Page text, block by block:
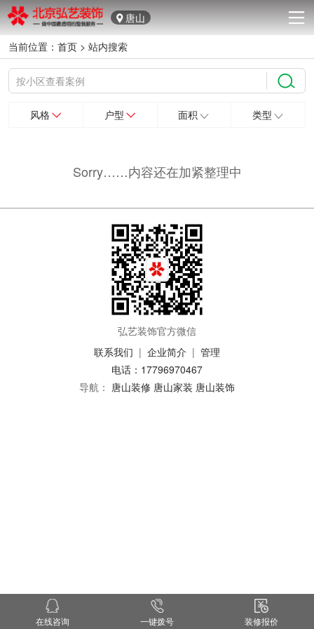
唐山
当前位置：首页 >站内搜索
风格 户型 面积 类型
Sorry……内容还在加紧整理中
弘艺装饰官方微信
联系我们 | 企业简介 | 管理
电话：17796970467
导航： 唐山装修 唐山家装 唐山装饰
在线咨询 一键拨号 装修报价